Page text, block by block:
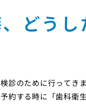
どうし
診のために行ってき
約する時に「歯科衛